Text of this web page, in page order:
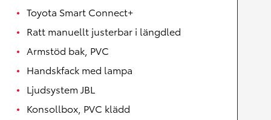
Toyota Smart Connect+
Ratt manuellt justerbar i längdled
Armstöd bak, PVC
Handskfack med lampa
Ljudsystem JBL
Konsollbox, PVC klädd